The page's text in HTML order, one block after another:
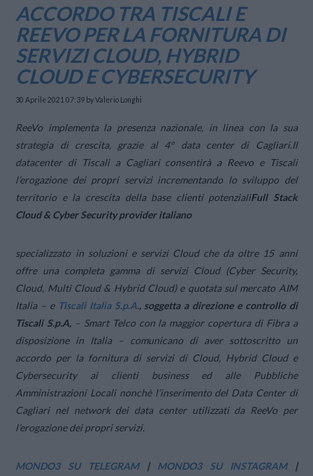
ACCORDO TRA TISCALI E
REEVO PER LA FORNITURA DI
SERVIZI CLOUD, HYBRID
CLOUD E CYBERSECURITY
30 Aprile 2021 07:39 by Valerio Longhi
ReeVo implementa la presenza nazionale, in linea con la sua
strategia di crescita, grazie al 4° data center di Cagliari.Il
datacenter di Tiscali a Cagliari consentirà a Reevo e Tiscali
l’erogazione dei propri servizi incrementando lo sviluppo del
territorio e la crescita della base clienti potenzialiFull Stack
Cloud & Cyber Security provider italiano
specializzato in soluzioni e servizi Cloud che da oltre 15 anni
offre una completa gamma di servizi Cloud (Cyber Security,
Cloud, Multi Cloud & Hybrid Cloud) e quotata sul mercato AIM
Italia – e Tiscali Italia S.p.A., soggetta a direzione e controllo di
Tiscali S.p.A, – Smart Telco con la maggior copertura di Fibra a
disposizione in Italia – comunicano di aver sottoscritto un
accordo per la fornitura di servizi di Cloud, Hybrid Cloud e
Cybersecurity ai clienti business ed alle Pubbliche
Amministrazioni Locali nonchè l’inserimento del Data Center di
Cagliari nel network dei data center utilizzati da ReeVo per
l’erogazione dei propri servizi.
MONDO3 SU TELEGRAM| MONDO3 SU INSTAGRAM|